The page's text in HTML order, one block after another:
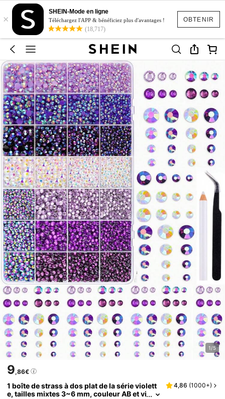
OBTENIR
×
SHEIN-Mode en ligne
Téléchargez l'APP & bénéficiez plus d'avantages !
(18,717)
1/5
9,86€
1 boîte de strass à dos plat de la série violett
e, tailles mixtes 3~6 mm, couleur AB et vi
4,86 (1000+)